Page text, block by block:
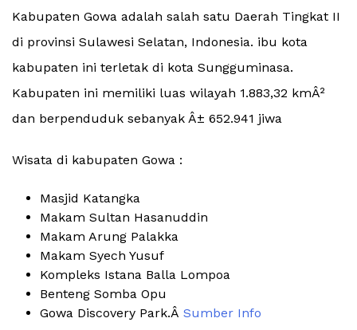
Kabupaten Gowa adalah salah satu Daerah Tingkat II
di provinsi Sulawesi Selatan, Indonesia. ibu kota
kabupaten ini terletak di kota Sungguminasa.
Kabupaten ini memiliki luas wilayah 1.883,32 kmÂ²
dan berpenduduk sebanyak Â± 652.941 jiwa
Wisata di kabupaten Gowa :
Masjid Katangka
Makam Sultan Hasanuddin
Makam Arung Palakka
Makam Syech Yusuf
Kompleks Istana Balla Lompoa
Benteng Somba Opu
Gowa Discovery Park.Â Sumber Info